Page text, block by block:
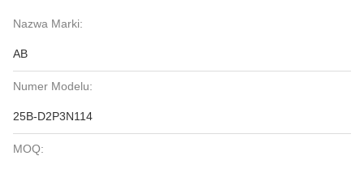
Nazwa Marki:
AB
Numer Modelu:
25B-D2P3N114
MOQ: